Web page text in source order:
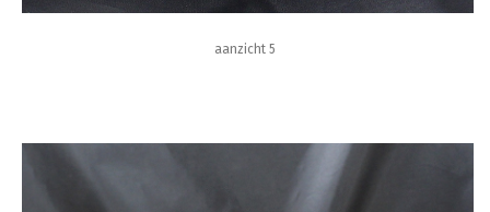
aanzicht 5